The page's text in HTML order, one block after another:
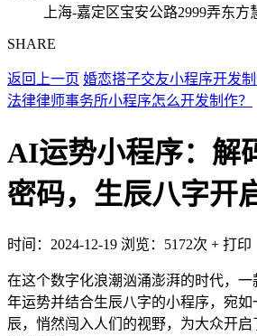
上海-嘉定区宝安公路2999弄东方
SHARE
返回上一页 婚恋搭子交友小程序开发
法律律师事务所小程序怎么开发制作？
AI运势小程序：解
密码，生辰八字开
时间：2024-12-19 浏览：5172次 + 打印
在这个数字化浪潮汹涌澎湃的时代，一
年运势并结合生辰八字的小程序，宛如
辰，悄然闯入人们的视野，为大众开